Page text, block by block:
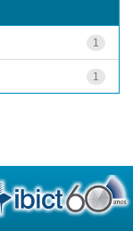
1
1